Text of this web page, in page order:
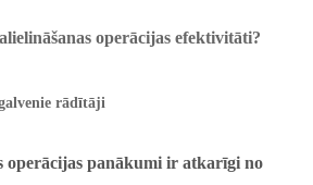
operācijas efektivitāti?
rādītāji
operācijas panākumi ir atkarīgi no